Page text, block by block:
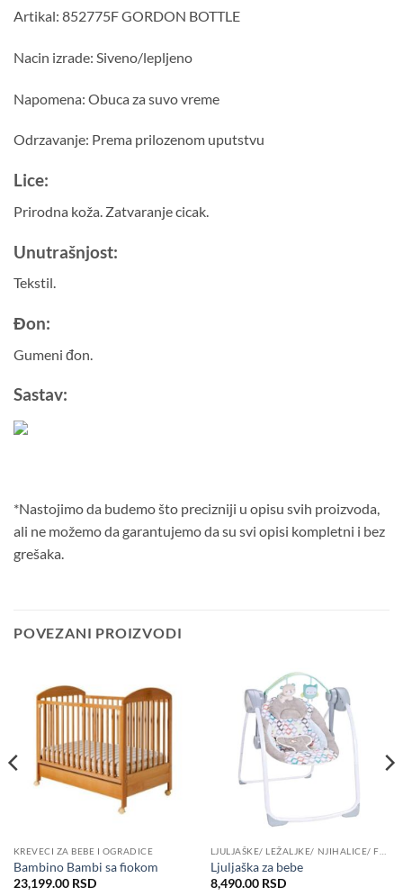
Artikal: 852775F GORDON BOTTLE
Nacin izrade: Siveno/lepljeno
Napomena: Obuca za suvo vreme
Odrzavanje: Prema prilozenom uputstvu
Lice:
Prirodna koža. Zatvaranje cicak.
Unutrašnjost:
Tekstil.
Đon:
Gumeni đon.
Sastav:
*Nastojimo da budemo što precizniji u opisu svih proizvoda,
ali ne možemo da garantujemo da su svi opisi kompletni i bez
grešaka.
POVEZANI PROIZVODI
KREVECI ZA BEBE I OGRADICE
Bambino Bambi sa fiokom
23,199.00 RSD
Ljuljaška za bebe
8,490.00 RSD